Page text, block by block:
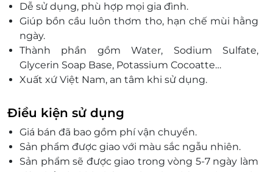
Dễ sử dụng, phù hợp mọi gia đình.
Giúp bồn cầu luôn thơm tho, hạn chế mùi hằng
ngày.
Thành phần gồm Water, Sodium Sulfate,
Glycerin Soap Base, Potassium Cocoatte…
Xuất xứ Việt Nam, an tâm khi sử dụng.
Điều kiện sử dụng
Giá bán đã bao gồm phí vận chuyển.
Sản phẩm được giao với màu sắc ngẫu nhiên.
Sản phẩm sẽ được giao trong vòng 5-7 ngày làm